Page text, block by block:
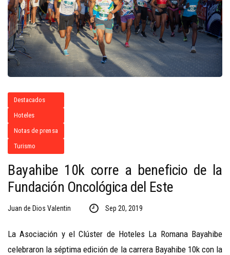
Destacados
Hoteles
Notas de prensa
Turismo
Bayahibe 10k corre a beneficio de la
Fundación Oncológica del Este
Juan de Dios Valentin Sep 20, 2019
La Asociación y el Clúster de Hoteles La Romana Bayahibe
celebraron la séptima edición de la carrera Bayahibe 10k con la